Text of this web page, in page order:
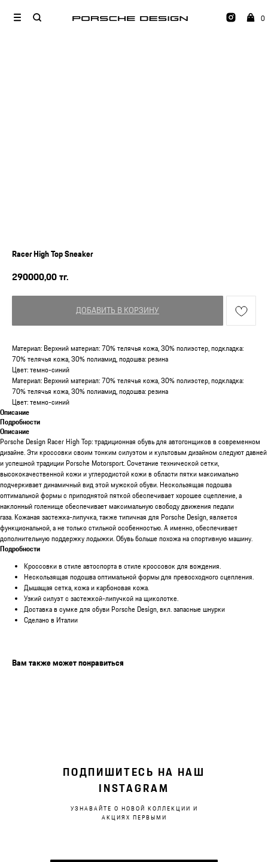
0
Racer High Top Sneaker
290000,00тг.
ДОБАВИТЬ В КОРЗИНУ
Материал: Верхний материал: 70% телячья кожа, 30% полиэстер, подкладка:
70% телячья кожа, 30% полиамид, подошва: резина
Цвет: темно-синий
Материал: Верхний материал: 70% телячья кожа, 30% полиэстер, подкладка:
70% телячья кожа, 30% полиамид, подошва: резина
Цвет: темно-синий
Описание
Подробности
Описание
Porsche Design Racer High Top: традиционная обувь для автогонщиков в современном
дизайне. Эти кроссовки своим тонким силуэтом и культовым дизайном следуют давней
и успешной традиции Porsche Motorsport. Сочетание технической сетки,
высококачественной кожи и углеродистой кожи в области пятки максимально
подчеркивает динамичный вид этой мужской обуви. Нескользящая подошва
оптимальной формы с приподнятой пяткой обеспечивает хорошее сцепление, а
наклонный голенище обеспечивает максимальную свободу движения педали
газа. Кожаная застежка-липучка, также типичная для Porsche Design, является
функциональной, а не только стильной особенностью. А именно, обеспечивает
дополнительную поддержку лодыжки. Обувь больше похожа на спортивную машину.
Подробности
Кроссовки в стиле автоспорта в стиле кроссовок для вождения.
Нескользящая подошва оптимальной формы для превосходного сцепления.
Дышащая сетка, кожа и карбоновая кожа.
Узкий силуэт с застежкой-липучкой на щиколотке.
Доставка в сумке для обуви Porsche Design, вкл. запасные шнурки
Сделано в Италии
Вам также может понравиться
ПОДПИШИТЕСЬ НА НАШ
INSTAGRAM
УЗНАВАЙТЕ О НОВОЙ КОЛЛЕКЦИИ И
АКЦИЯХ ПЕРВЫМИ